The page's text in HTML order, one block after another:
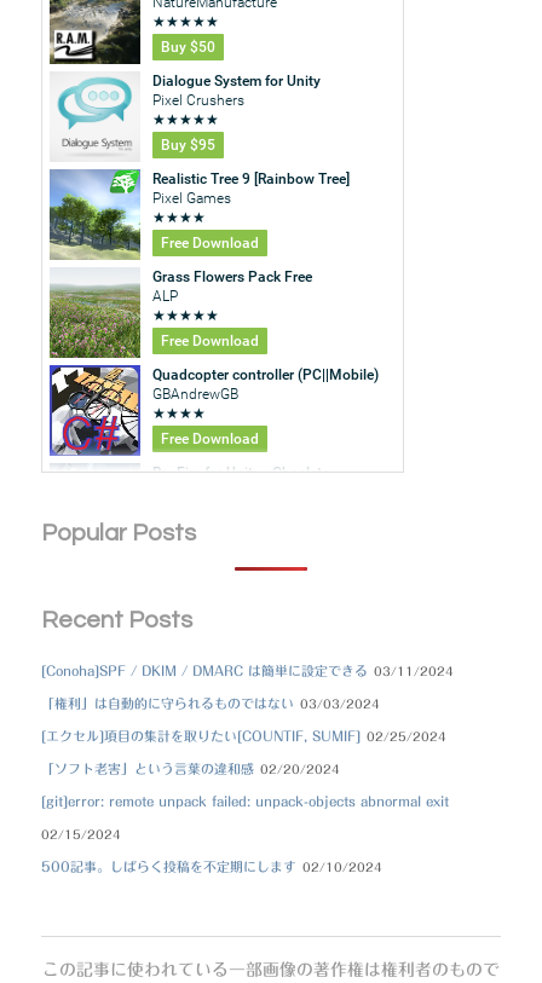
Popular Posts
Recent Posts
[Conoha]SPF / DKIM / DMARC は簡単に設定できる 03/11/2024
「権利」は自動的に守られるものではない 03/03/2024
[エクセル]項目の集計を取りたい[COUNTIF, SUMIF] 02/25/2024
「ソフト老害」という言葉の違和感 02/20/2024
[git]error: remote unpack failed: unpack-objects abnormal exit
02/15/2024
500記事。しばらく投稿を不定期にします 02/10/2024
この記事に使われている一部画像の著作権は権利者のもので